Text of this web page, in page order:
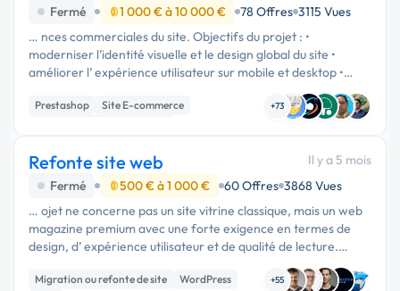
Fermé
1 000 € à 10 000 € 78 Offres 3115 Vues
… nces commerciales du site. Objectifs du projet : •
moderniser l’identité visuelle et le design global du site •
améliorer l’ expérience utilisateur sur mobile et desktop •
fluidifier le parcours d’achat pour augmenter le taux de
conversion • …
Prestashop
Site E-commerce
+73
Refonte site web
Il y a 5 mois
Fermé
500 € à 1 000 € 60 Offres 3868 Vues
… ojet ne concerne pas un site vitrine classique, mais un web
magazine premium avec une forte exigence en termes de
design, d’ expérience utilisateur et de qualité de lecture.
Objectif : créer un site inspiré des codes du “slow media”,
avec une …
Migration ou refonte de site
WordPress
+55